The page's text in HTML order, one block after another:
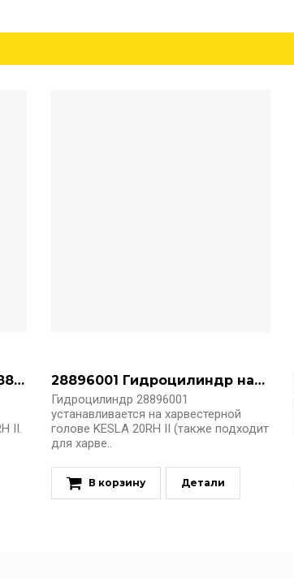
Гидроцилиндр роликов 28887001 (ИТГ-70-40-210)
II.
28896001 Гидроцилиндр наклона головы
Гидроцилиндр 28896001
устанавливается на харвестерной
голове KESLA 20RH II (также подходит
для харве..
В корзину Детали